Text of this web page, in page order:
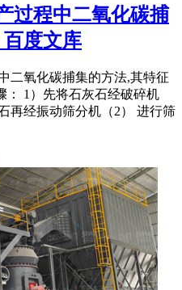
过程中二氧化碳捕
度文库
二氧化碳捕集的方法,其特征
： 1）先将石灰石经破碎机
再经振动筛分机（2） 进行筛